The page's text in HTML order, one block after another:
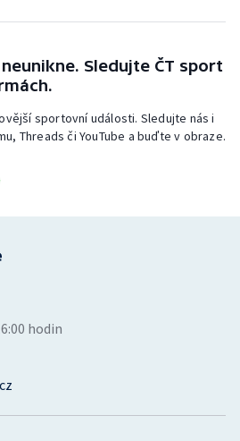
Sledujte ČT sport
sportovní události. Sledujte nás i
Threads či YouTube a buďte v obraze.
hodin